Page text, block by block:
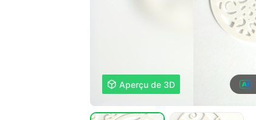
 Aperçu de 3D